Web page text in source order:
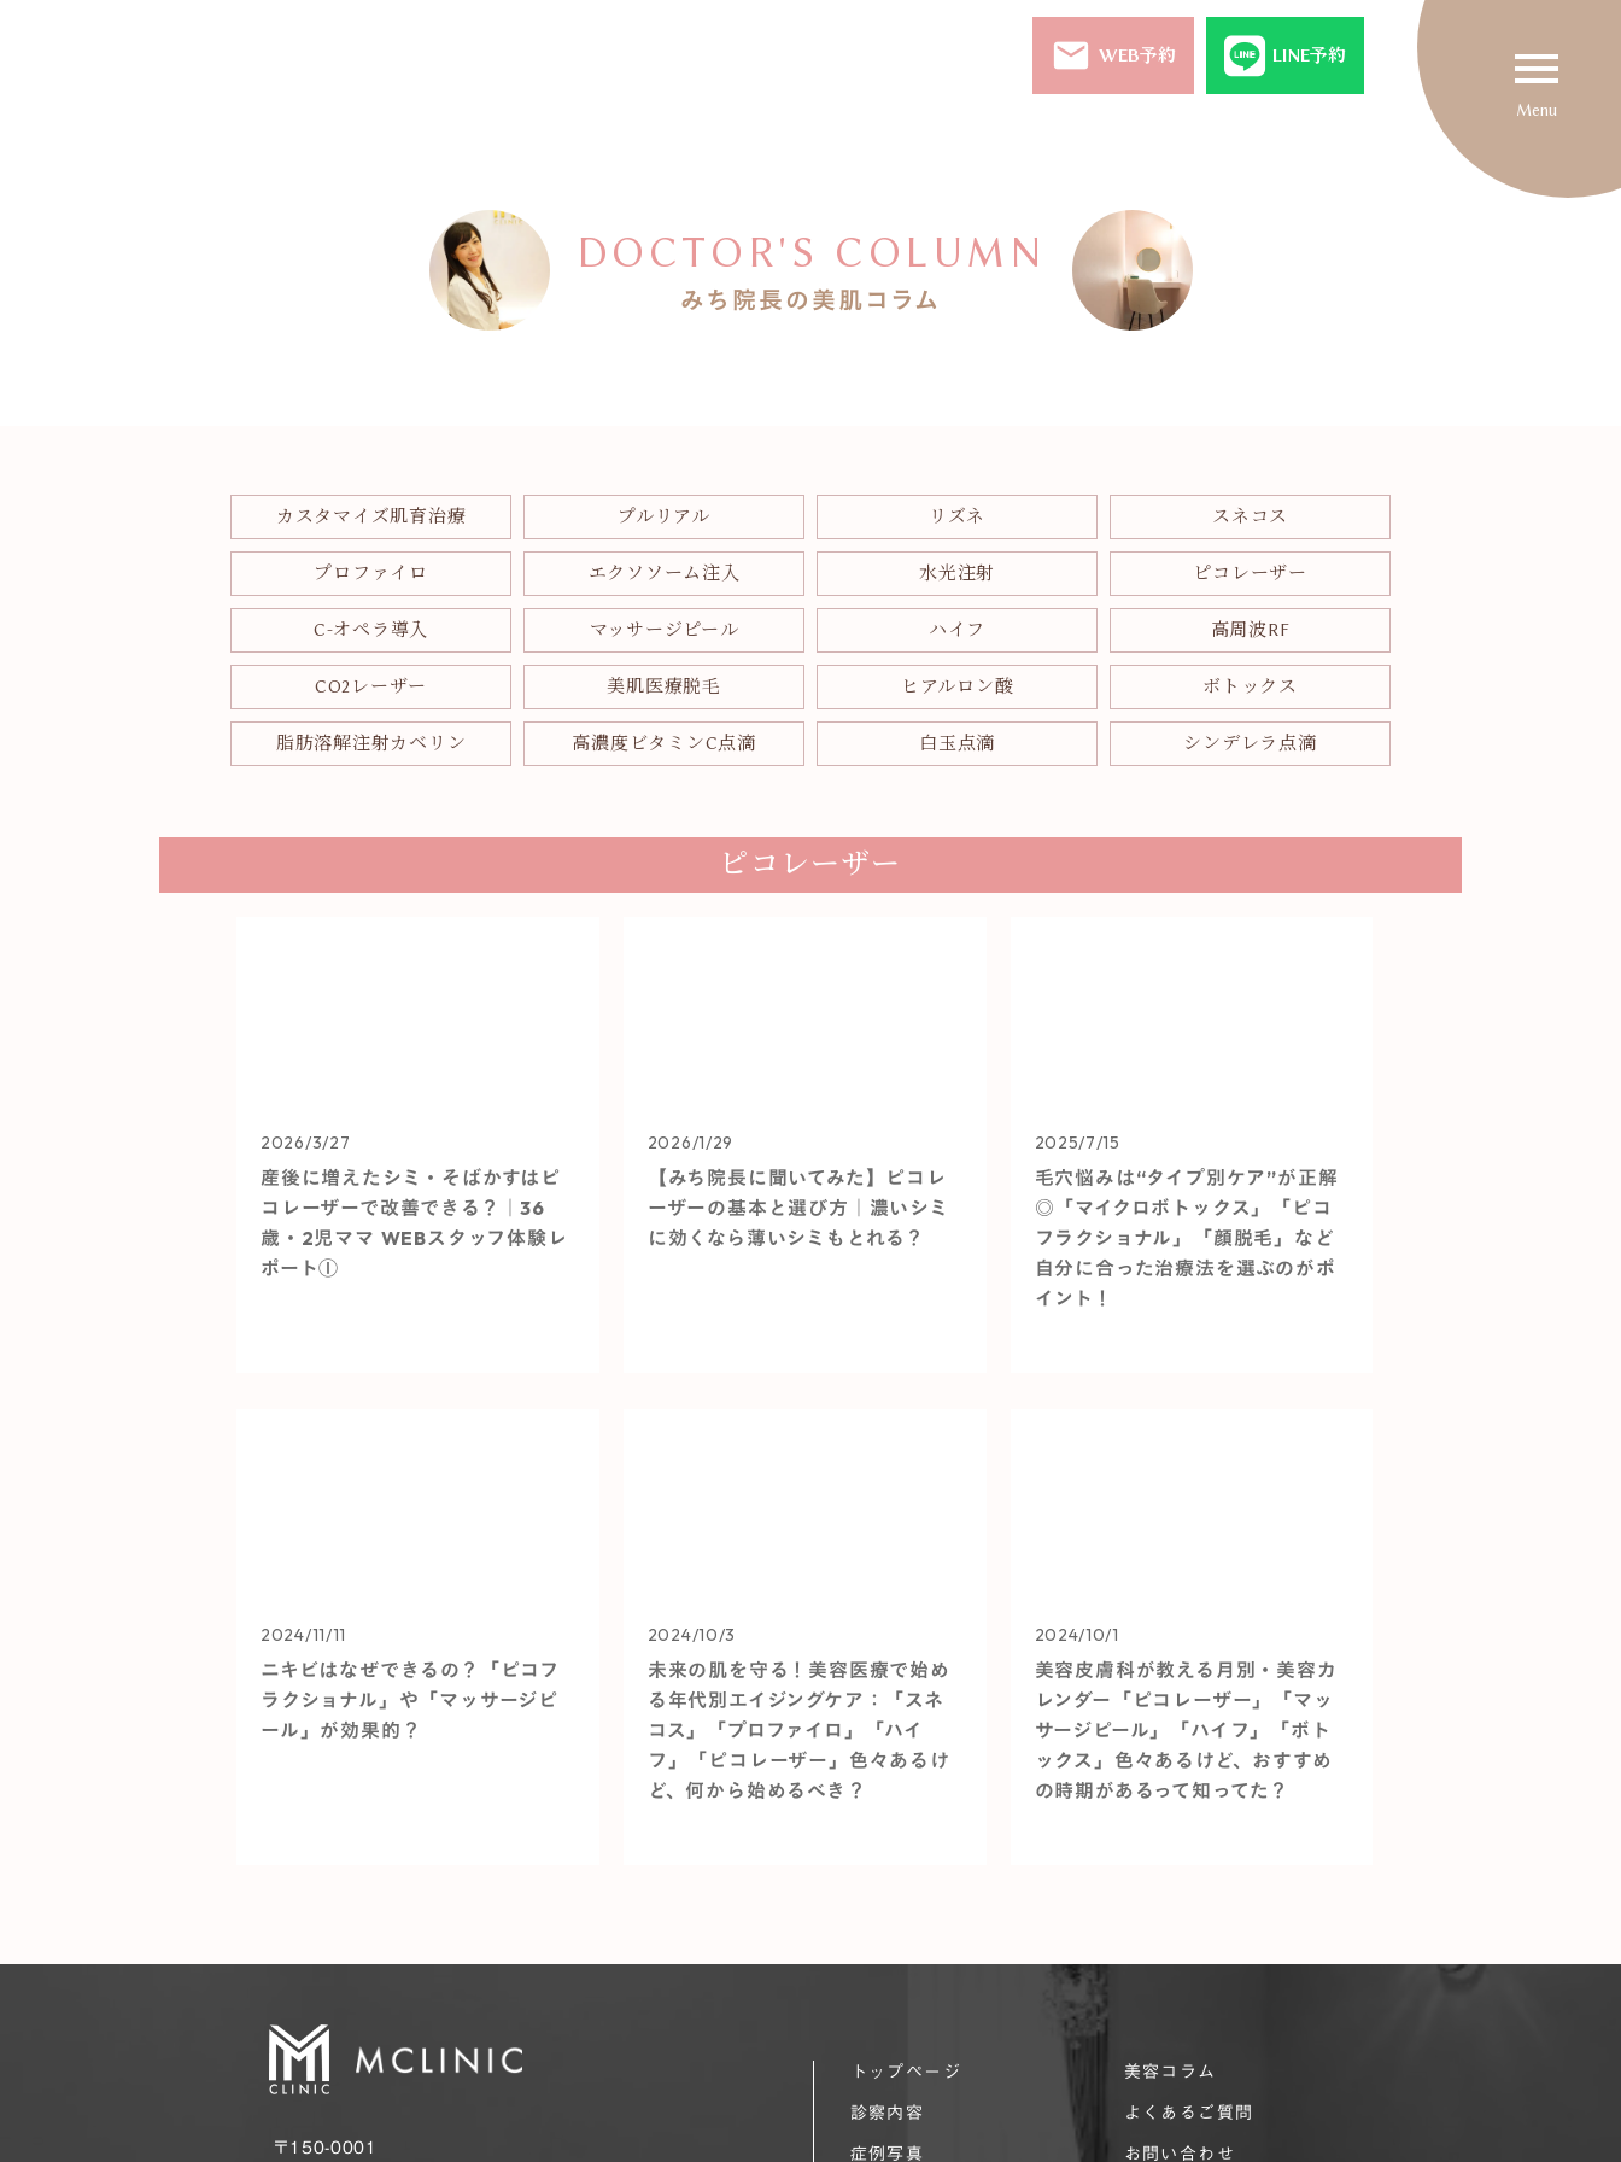
DOCTOR'S COLUMN
みち院長の美肌コラム
カスタマイズ肌育治療 プルリアル リズネ スネコス
プロファイロ エクソソーム注入 水光注射 ピコレーザー
C-オペラ導入 マッサージピール ハイフ 高周波RF
CO2レーザー 美肌医療脱毛 ヒアルロン酸 ボトックス
脂肪溶解注射カベリン 高濃度ビタミンC点滴 白玉点滴 シンデレラ点滴
ピコレーザー
2026/3/27
産後に増えたシミ・そばかすはピ
コレーザーで改善できる？｜36
歳・2児ママ WEBスタッフ体験レ
ポート①
2026/1/29
【みち院長に聞いてみた】ピコレ
ーザーの基本と選び方｜濃いシミ
に効くなら薄いシミもとれる？
2025/7/15
毛穴悩みは“タイプ別ケア”が正解
◎「マイクロボトックス」「ピコ
フラクショナル」「顔脱毛」など
自分に合った治療法を選ぶのがポ
イント！
2024/11/11
ニキビはなぜできるの？「ピコフ
ラクショナル」や「マッサージピ
ール」が効果的？
2024/10/3
未来の肌を守る！美容医療で始め
る年代別エイジングケア：「スネ
コス」「プロファイロ」「ハイ
フ」「ピコレーザー」色々あるけ
ど、何から始めるべき？
2024/10/1
美容皮膚科が教える月別・美容カ
レンダー「ピコレーザー」「マッ
サージピール」「ハイフ」「ボト
ックス」色々あるけど、おすすめ
の時期があるって知ってた？
email WEB予約 LINE予約 menu
Menu
〒150-0001
トップページ
診察内容
症例写真
美容コラム
よくあるご質問
お問い合わせ